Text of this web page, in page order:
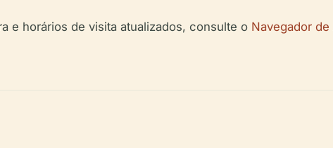
e horários de visita atualizados, consulte o Navegador